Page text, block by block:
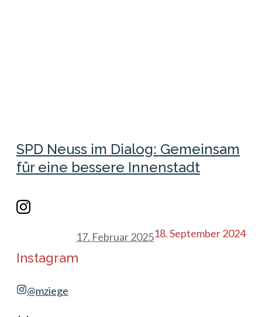
SPD Neuss im Dialog: Gemeinsam
für eine bessere Innenstadt
18. September 2024
17. Februar 2025
Instagram
@mziege